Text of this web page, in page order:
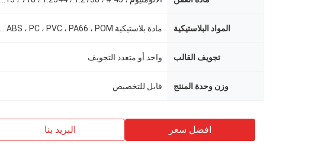
المواد البلاستيكية
تجويف القالب واحد أو متعدد التجويف
وزن وحدة المنتج قابل للتخصيص
افضل سعر البريد بنا